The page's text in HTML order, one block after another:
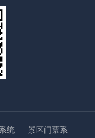
统 景区门票系